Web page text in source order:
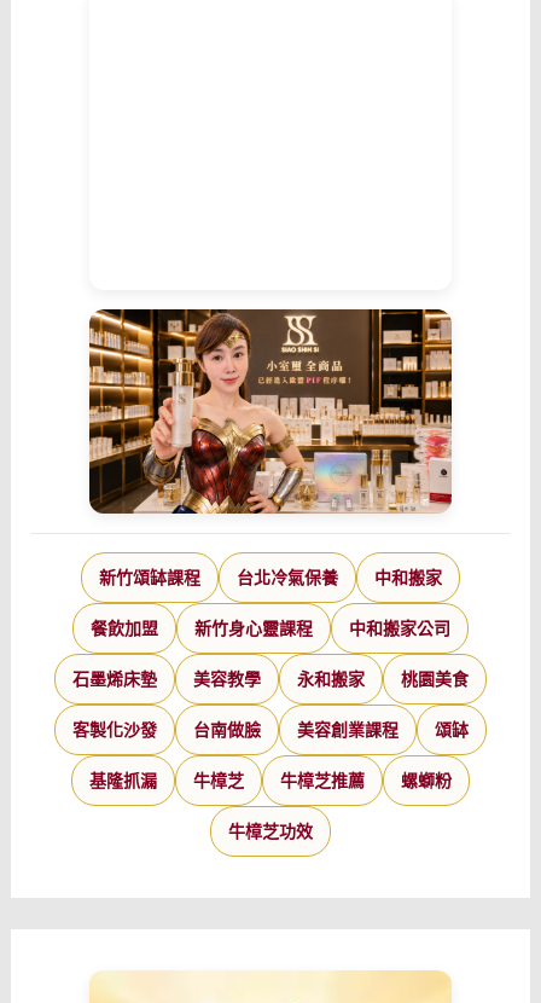
新竹頌缽課程 台北冷氣保養 中和搬家
餐飲加盟 新竹身心靈課程 中和搬家公司
石墨烯床墊 美容教學 永和搬家 桃園美食
客製化沙發 台南做臉 美容創業課程 頌缽
基隆抓漏 牛樟芝 牛樟芝推薦 螺螄粉
牛樟芝功效